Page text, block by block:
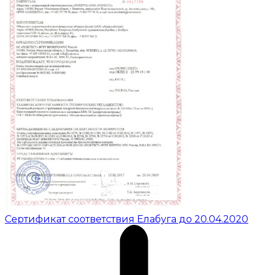
Сертификат соответствия Елабуга до 20.04.2020